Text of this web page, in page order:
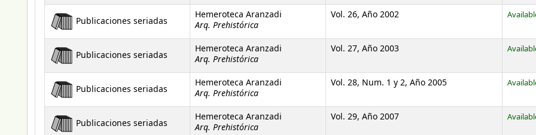
Publicaciones seriadas
Hemeroteca Aranzadi
Arq. Prehistórica
Vol. 26, Año 2002
Publicaciones seriadas
Hemeroteca Aranzadi
Arq. Prehistórica
Vol. 27, Año 2003
Publicaciones seriadas
Hemeroteca Aranzadi
Arq. Prehistórica
Vol. 28, Num. 1 y 2, Año 2005
Publicaciones seriadas
Hemeroteca Aranzadi
Arq. Prehistórica
Vol. 29, Año 2007